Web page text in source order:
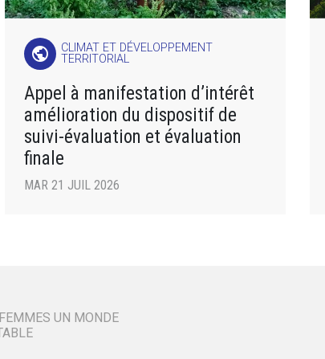
public
CLIMAT ET DÉVELOPPEMENT
TERRITORIAL
Appel à manifestation d’intérêt
amélioration du dispositif de
suivi-évaluation et évaluation
finale
MAR 21 JUIL 2026
UN MONDE